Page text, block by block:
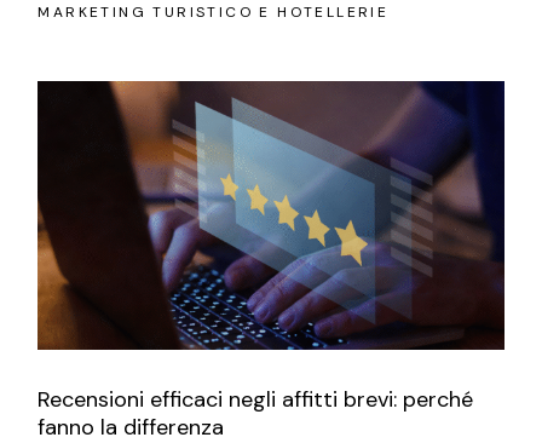
MARKETING TURISTICO E HOTELLERIE
Recensioni efficaci negli affitti brevi: perché
fanno la differenza